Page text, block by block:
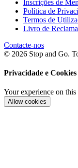
Inscrições de
Política de
Termos de
Livro de
Contacte-nos
© 2026 Stop and Go.
Privacidade e Cookies
Your experience on
Allow cookies